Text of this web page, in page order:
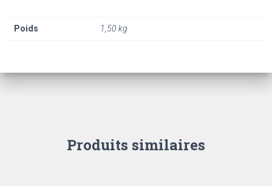
Poids 1,50 kg
Produits similaires